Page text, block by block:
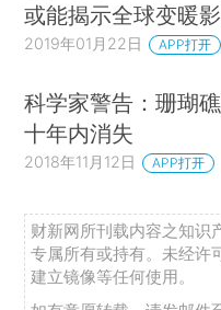
或能揭示全球变暖
2019年01月22日 APP打开
科学家警告：珊瑚
十年内消失
2018年11月12日 APP打开
财新网所刊载内容之知识
专属所有或持有。未经许
建立镜像等任何使用。